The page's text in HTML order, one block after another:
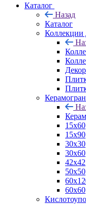
Каталог
Назад
Каталог
Коллекции
15х60
15x90
30х30
30х60
42х42
50х50
60х60